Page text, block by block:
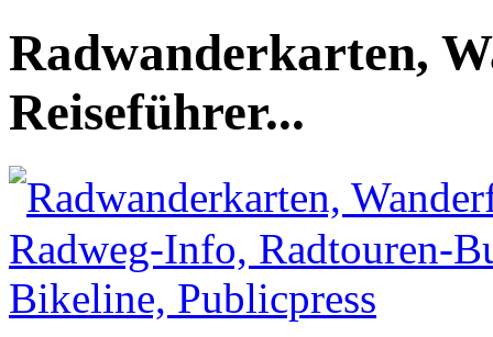
Radwanderkarten,
Reiseführer...